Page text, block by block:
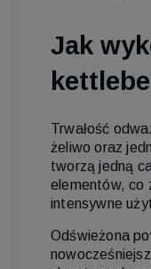
Jak
Trwałość
żeliwo oraz
tworzą jedną
elementów, co
intensywne
Odświeżona